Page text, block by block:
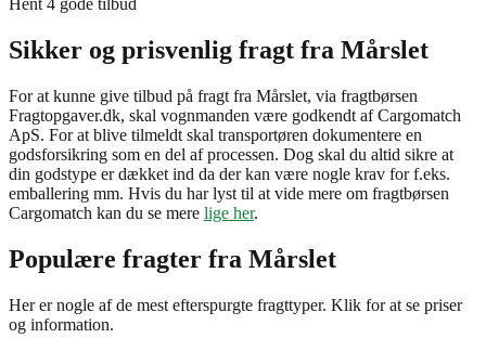
Hent 4 gode tilbud
Sikker og prisvenlig fragt fra Mårslet
For at kunne give tilbud på fragt fra Mårslet, via fragtbørsen
Fragtopgaver.dk, skal vognmanden være godkendt af Cargomatch
ApS. For at blive tilmeldt skal transportøren dokumentere en
godsforsikring som en del af processen. Dog skal du altid sikre at
din godstype er dækket ind da der kan være nogle krav for f.eks.
emballering mm. Hvis du har lyst til at vide mere om fragtbørsen
Cargomatch kan du se mere lige her.
Populære fragter fra Mårslet
Her er nogle af de mest efterspurgte fragttyper. Klik for at se priser
og information.